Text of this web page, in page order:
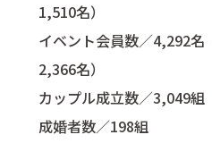
1,510名）
イベント会員数／4,292名
2,366名）
カップル成立数／3,049組
成婚者数／198組